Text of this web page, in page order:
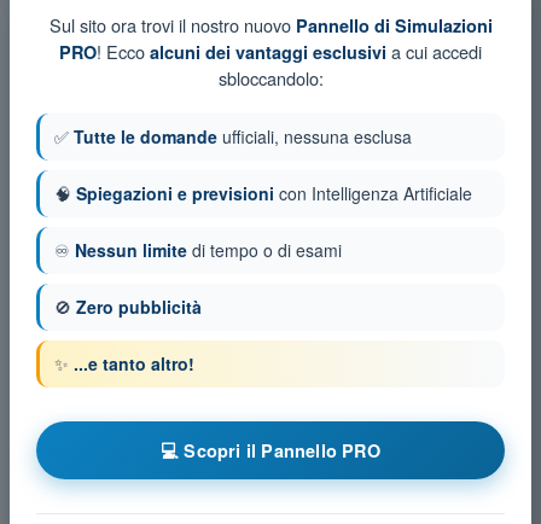
Sul sito ora trovi il nostro nuovo Pannello di Simulazioni
PRO! Ecco alcuni dei vantaggi esclusivi a cui accedi
sbloccandolo:
✅ Tutte le domande ufficiali, nessuna esclusa
🧠 Spiegazioni e previsioni con Intelligenza Artificiale
♾️ Nessun limite di tempo o di esami
🚫 Zero pubblicità
✨ ...e tanto altro!
💻 Scopri il Pannello PRO